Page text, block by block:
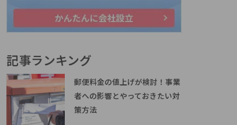
記事ランキング
郵便料金の値上げが検討！事業
者への影響とやっておきたい対
策方法